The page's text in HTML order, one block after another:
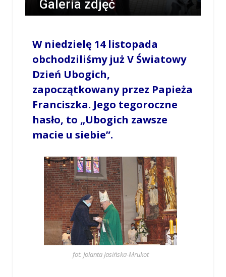
Galeria zdjęć
W niedzielę 14 listopada
obchodziliśmy już V Światowy
Dzień Ubogich,
zapoczątkowany przez Papieża
Franciszka. Jego tegoroczne
hasło, to „Ubogich zawsze
macie u siebie”.
fot. Jolanta Jasińska-Mrukot